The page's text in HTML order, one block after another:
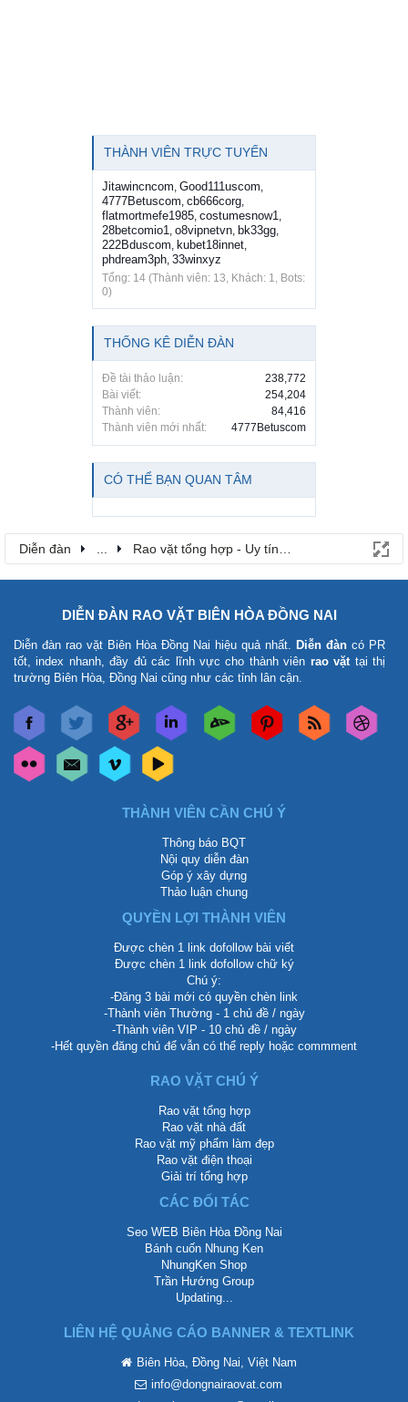
THÀNH VIÊN TRỰC TUYẾN
Jitawincncom Good111uscom
4777Betuscom cb666corg
flatmortmefe1985 costumesnow1
28betcomio1 o8vipnetvn bk33gg
222Bduscom kubet18innet
phdream3ph 33winxyz
Tổng: 14 (Thành viên: 13, Khách: 1, Bots:
0)
THỐNG KÊ DIỄN ĐÀN
Đề tài thảo luận:
238,772
Bài viết:
254,204
Thành viên:
84,416
Thành viên mới nhất:
4777Betuscom
CÓ THỂ BẠN QUAN TÂM
Diễn đàn Rao vặt tổng hợp - Uy tín - Miễn phí
DIỄN ĐÀN RAO VẶT BIÊN HÒA ĐỒNG NAI
Diễn đàn rao vặt Biên Hòa Đồng Nai hiệu quả nhất. Diễn đàn có PR
tốt, index nhanh, đầy đủ các lĩnh vực cho thành viên rao vặt tại thị
trường Biên Hòa, Đồng Nai cũng như các tỉnh lân cận.
THÀNH VIÊN CẦN CHÚ Ý
Thông báo BQT
Nội quy diễn đàn
Góp ý xây dựng
Thảo luận chung
QUYỀN LỢI THÀNH VIÊN
Được chèn 1 link dofollow bài viết
Được chèn 1 link dofollow chữ ký
Chú ý:
-Đăng 3 bài mới có quyền chèn link
-Thành viên Thường - 1 chủ đề / ngày
-Thành viên VIP - 10 chủ đề / ngày
-Hết quyền đăng chủ để vẫn có thể reply hoặc commment
RAO VẶT CHÚ Ý
Rao vặt tổng hợp
Rao vặt nhà đất
Rao vặt mỹ phẩm làm đẹp
Rao vặt điện thoại
Giải trí tổng hợp
CÁC ĐỐI TÁC
Seo WEB Biên Hòa Đồng Nai
Bánh cuốn Nhung Ken
NhungKen Shop
Trần Hướng Group
Updating...
LIÊN HỆ QUẢNG CÁO BANNER & TEXTLINK
Biên Hòa, Đồng Nai, Việt Nam
info@dongnairaovat.com